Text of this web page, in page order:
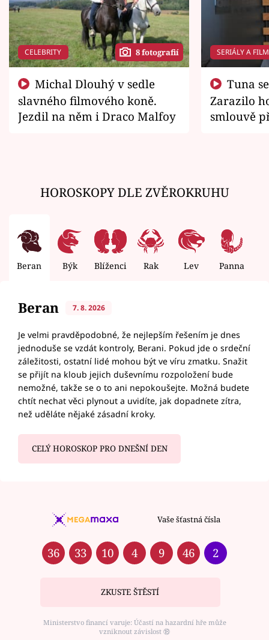
CELEBRITY 8 fotografií
slavného filmového koně.
Jezdil na něm i Draco Malfoy
SERIÁLY A
Zarazilo
smlouvě
HOROSKOPY DLE ZVĚROKRUHU
Beran Býk Blíženci Rak Lev Panna
Beran 7. 8. 2026
Je velmi pravděpodobné, že nejlepším řešením je dnes
jednoduše se vzdát kontroly, Berani. Pokud jde o srdeční
záležitosti, ostatní lidé mohou být ve víru zmatku. Snažit
se přijít na kloub jejich duševnímu rozpoložení bude
nemožné, takže se o to ani nepokoušejte. Možná budete
chtít nechat věci plynout a uvidíte, jak dopadnete zítra,
než uděláte nějaké zásadní kroky.
CELÝ HOROSKOP PRO DNEŠNÍ DEN
Vaše šťastná čísla
36 33 10 4 9 46 2
ZKUSTE ŠTĚSTÍ
Ministerstvo financí varuje: Účastí na hazardní hře může
vzniknout závislost ⑱